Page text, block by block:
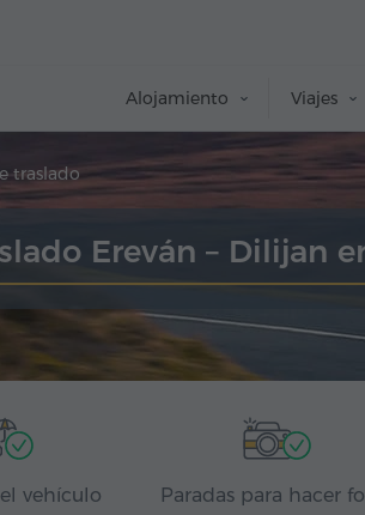
Alojamiento Viajes
traslado
Ereván – Dilijan
vehículo Paradas para hacer